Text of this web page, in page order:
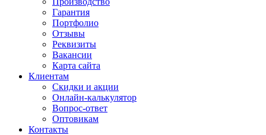
Гарантия
Портфолио
Отзывы
Реквизиты
Вакансии
Карта сайта
Клиентам
Скидки и акции
Онлайн-калькулятор
Вопрос-ответ
Оптовикам
Контакты